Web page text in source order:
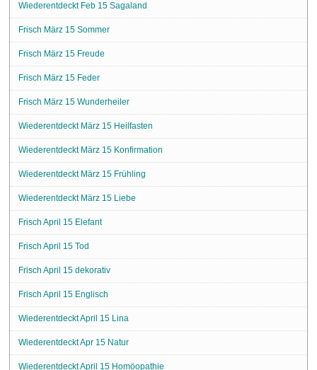
Wiederentdeckt Feb 15 Sagaland
Frisch März 15 Sommer
Frisch März 15 Freude
Frisch März 15 Feder
Frisch März 15 Wunderheiler
Wiederentdeckt März 15 Heilfasten
Wiederentdeckt März 15 Konfirmation
Wiederentdeckt März 15 Frühling
Wiederentdeckt März 15 Liebe
Frisch April 15 Elefant
Frisch April 15 Tod
Frisch April 15 dekorativ
Frisch April 15 Englisch
Wiederentdeckt April 15 Lina
Wiederentdeckt Apr 15 Natur
Wiederentdeckt April 15 Homöopathie